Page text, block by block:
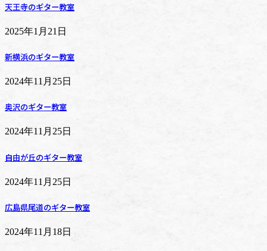
天王寺のギター教室
2025年1月21日
新横浜のギター教室
2024年11月25日
奥沢のギター教室
2024年11月25日
自由が丘のギター教室
2024年11月25日
広島県尾道のギター教室
2024年11月18日